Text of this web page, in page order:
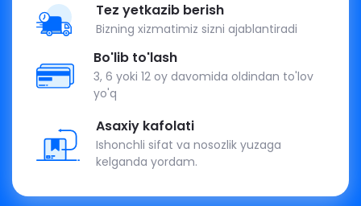
Tez yetkazib berish
Bizning xizmatimiz sizni ajablantiradi
Bo'lib to'lash
3, 6 yoki 12 oy davomida oldindan to'lov
yo'q
Asaxiy kafolati
Ishonchli sifat va nosozlik yuzaga
kelganda yordam.